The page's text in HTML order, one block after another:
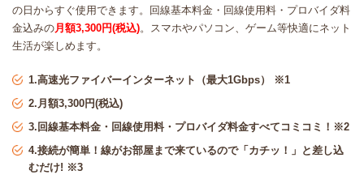
の日からすぐ使用できます。回線基本料金・回線使用料・プロバイダ料
金込みの月額3,300円(税込)。スマホやパソコン、ゲーム等快適にネット
生活が楽しめます。
1.高速光ファイバーインターネット（最大1Gbps） ※1
2.月額3,300円(税込)
3.回線基本料金・回線使用料・プロバイダ料金すべてコミコミ！※2
4.接続が簡単！線がお部屋まで来ているので「カチッ！」と差し込
むだけ! ※3